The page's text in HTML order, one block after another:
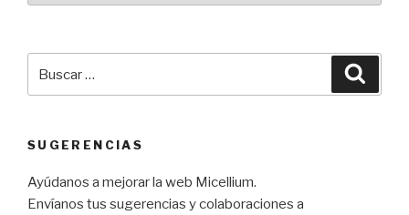
por:
SUGERENCIAS
Ayúdanos a mejorar la web Micellium.
Envíanos tus sugerencias y colaboraciones a